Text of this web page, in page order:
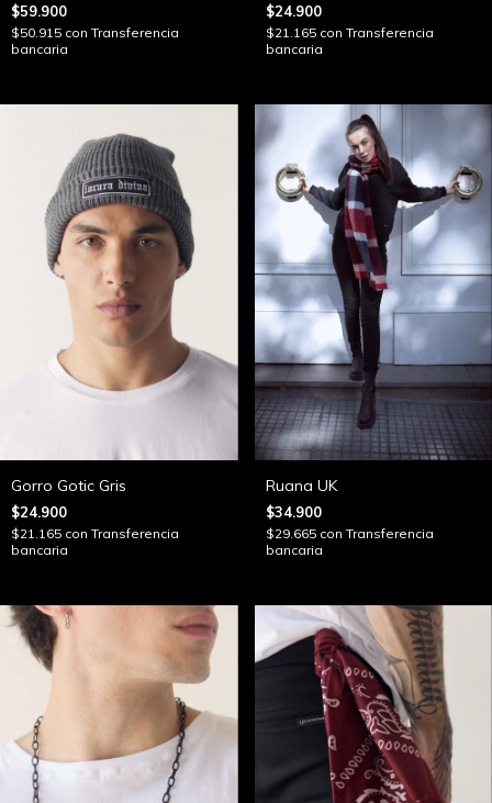
$59.900
$50.915 con Transferencia
bancaria
$24.900
$21.165 con Transferencia
bancaria
Gorro Gotic Gris
$24.900
$21.165 con Transferencia
bancaria
Ruana UK
$34.900
$29.665 con Transferencia
bancaria